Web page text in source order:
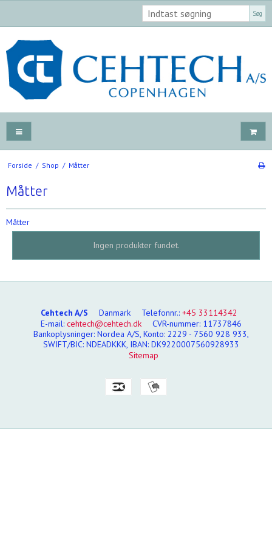
Søg
Forside / Shop / Måtter
Måtter
Måtter
Ingen produkter fundet.
Cehtech A/S Danmark Telefonnr.: +45 33114342
E-mail: cehtech@cehtech.dk CVR-nummer: 11737846
Bankoplysninger: Nordea A/S, Konto: 2229 - 7560 928 933,
SWIFT/BIC: NDEADKKK, IBAN: DK9220007560928933
Sitemap